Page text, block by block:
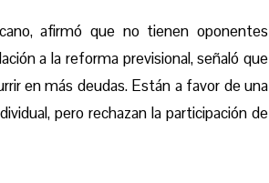
afirmó que no tienen oponentes
a la reforma previsional, señaló que
en más deudas. Están a favor de una
pero rechazan la participación de